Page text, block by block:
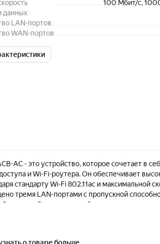
данных
100 Мбит/с,
LAN-портов
WAN-портов
AC - это устройство, которое сочетает в
и Wi-Fi-роутера. Он обеспечивает
стандарту Wi-Fi 802.11ac и максимальной
тремя LAN-портами с пропускной
большие объемы данных без задержек и потери
технологию Power over Ethernet (PoE),
через сетевой кабель. Это удобно, так